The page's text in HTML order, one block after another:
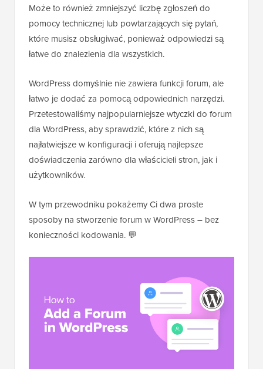
Może to również zmniejszyć liczbę zgłoszeń do
pomocy technicznej lub powtarzających się pytań,
które musisz obsługiwać, ponieważ odpowiedzi są
łatwe do znalezienia dla wszystkich.
WordPress domyślnie nie zawiera funkcji forum, ale
łatwo je dodać za pomocą odpowiednich narzędzi.
Przetestowaliśmy najpopularniejsze wtyczki do forum
dla WordPress, aby sprawdzić, które z nich są
najłatwiejsze w konfiguracji i oferują najlepsze
doświadczenia zarówno dla właścicieli stron, jak i
użytkowników.
W tym przewodniku pokażemy Ci dwa proste
sposoby na stworzenie forum w WordPress – bez
konieczności kodowania. 💬